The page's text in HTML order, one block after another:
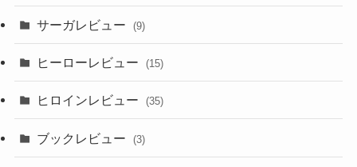
サーガレビュー (9)
ヒーローレビュー (15)
ヒロインレビュー (35)
ブックレビュー (3)